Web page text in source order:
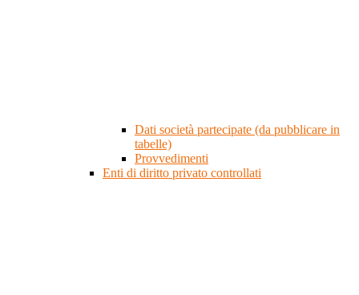
Dati società partecipate (da pubblicare in
tabelle)
Provvedimenti
Enti di diritto privato controllati